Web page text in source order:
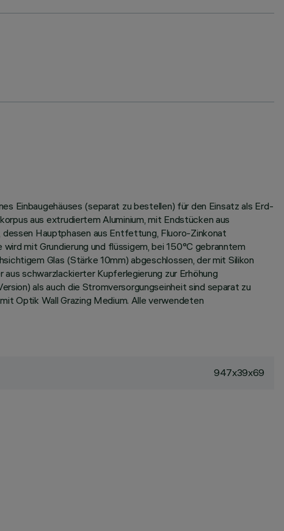
Einbaugehäuses (separat zu bestellen) für den Einsatz als Erd-
aus extrudiertem Aluminium, mit Endstücken aus
Hauptphasen aus Entfettung, Fluoro-Zinkonat
mit Grundierung und flüssigem, bei 150°C gebranntem
Glas (Stärke 10mm) abgeschlossen, der mit Silikon
schwarzlackierter Kupferlegierung zur Erhöhung
als auch die Stromversorgungseinheit sind separat zu
Optik Wall Grazing Medium. Alle verwendeten
947x39x69